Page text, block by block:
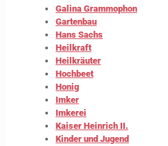
Galina Grammophon
Gartenbau
Hans Sachs
Heilkraft
Heilkräuter
Hochbeet
Honig
Imker
Imkerei
Kaiser Heinrich II.
Kinder und Jugend